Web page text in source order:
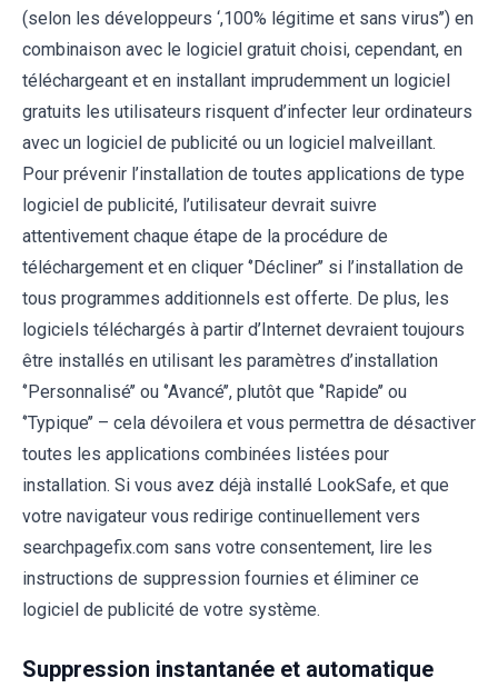
(selon les développeurs ‘,100% légitime et sans virus’’) en
combinaison avec le logiciel gratuit choisi, cependant, en
téléchargeant et en installant imprudemment un logiciel
gratuits les utilisateurs risquent d’infecter leur ordinateurs
avec un logiciel de publicité ou un logiciel malveillant.
Pour prévenir l’installation de toutes applications de type
logiciel de publicité, l’utilisateur devrait suivre
attentivement chaque étape de la procédure de
téléchargement et en cliquer ‘’Décliner’’ si l’installation de
tous programmes additionnels est offerte. De plus, les
logiciels téléchargés à partir d’Internet devraient toujours
être installés en utilisant les paramètres d’installation
‘’Personnalisé’’ ou ‘’Avancé’’, plutôt que ‘’Rapide’’ ou
‘’Typique’’ – cela dévoilera et vous permettra de désactiver
toutes les applications combinées listées pour
installation. Si vous avez déjà installé LookSafe, et que
votre navigateur vous redirige continuellement vers
searchpagefix.com sans votre consentement, lire les
instructions de suppression fournies et éliminer ce
logiciel de publicité de votre système.
Suppression instantanée et automatique